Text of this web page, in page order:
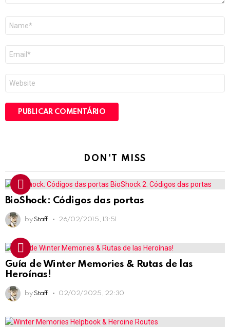
mail
*
DON'T MISS
BioShock: Códigos das portas
by Staff 26/02/2015, 13:51
Guía de Winter Memories & Rutas de las
Heroínas!
by Staff 02/02/2025, 22:30